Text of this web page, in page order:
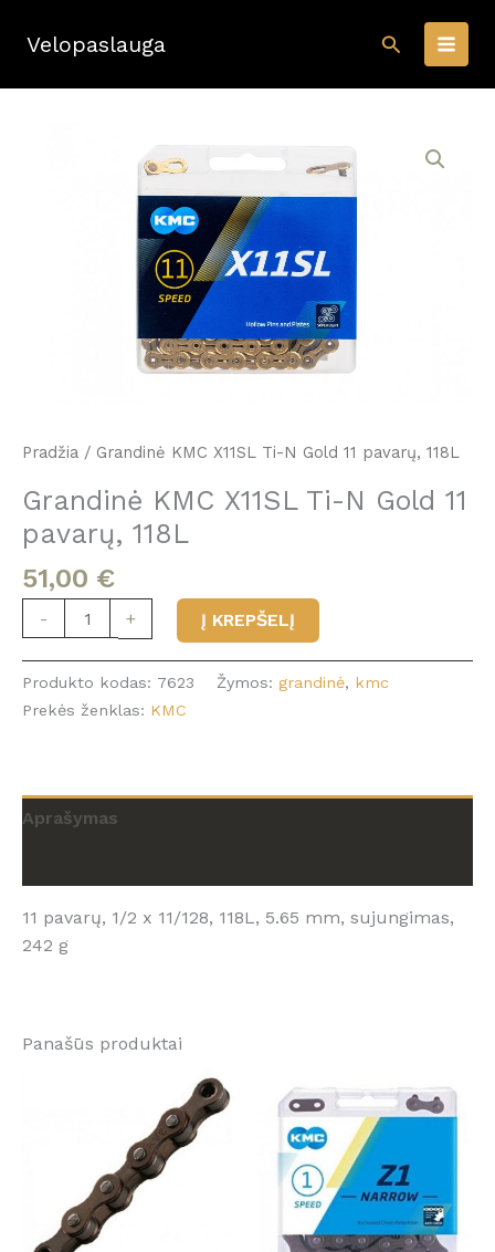
prieVelopaslauga Paieška
Pradžia / Grandinė KMC X11SL Ti-N Gold 11 pavarų, 118L
Grandinė KMC X11SL Ti-N Gold 11
pavarų, 118L
51,00 €
-
produkto
kiekis:
Grandinė
KMC
X11SL
Gold
11
118L
+ Į KREPŠELĮ
Produkto kodas: 7623 Žymos: grandinė, kmc
Prekės ženklas: KMC
Aprašymas
11 pavarų, 1/2 x 11/128, 118L, 5.65 mm, sujungimas,
242 g
Panašūs produktai